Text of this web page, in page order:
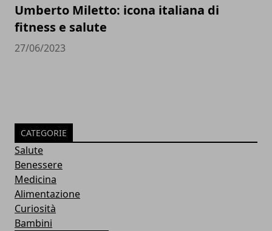
Umberto Miletto: icona italiana di
fitness e salute
27/06/2023
CATEGORIE
Salute
Benessere
Medicina
Alimentazione
Curiosità
Bambini